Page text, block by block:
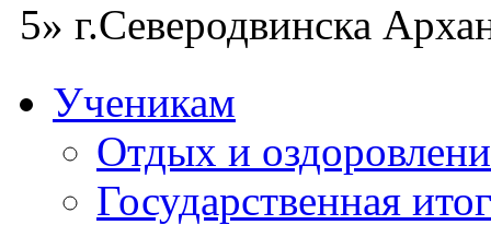
5» г.Северодвинска
Ученикам
Отдых и
Государственная